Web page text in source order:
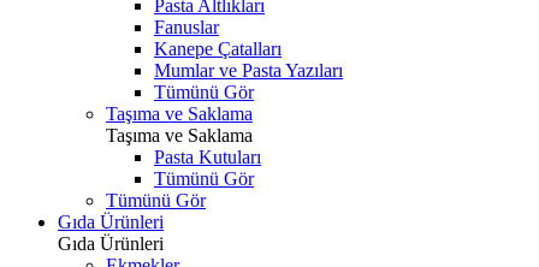
Pasta Altlıkları
Fanuslar
Kanepe Çatalları
Mumlar ve Pasta Yazıları
Tümünü Gör
Taşıma ve Saklama
Taşıma ve Saklama
Pasta Kutuları
Tümünü Gör
Tümünü Gör
Gıda Ürünleri
Gıda Ürünleri